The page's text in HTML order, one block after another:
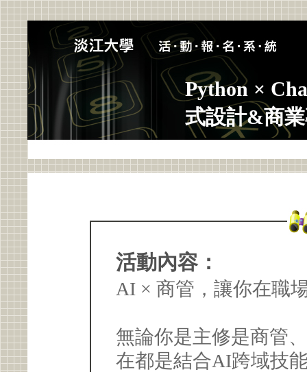
Python ×
式設計&商
活動內容：
AI × 商管，讓你在職
無論你是主修是商管
在都是結合AI跨域技